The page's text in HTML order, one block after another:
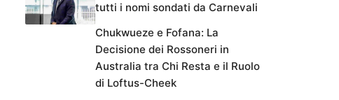
tutti i nomi sondati da Carnevali
Chukwueze e Fofana: La
Decisione dei Rossoneri in
Australia tra Chi Resta e il Ruolo
di Loftus-Cheek